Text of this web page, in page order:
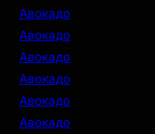
Авокадо
Авокадо
Авокадо
Авокадо
Авокадо
Авокадо